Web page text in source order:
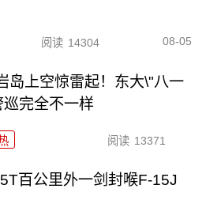
阅读 14304 08-05
岛上空惊雷起！东大\"八一
巡完全不一样
阅读 13371
百公里外一剑封喉F-15J